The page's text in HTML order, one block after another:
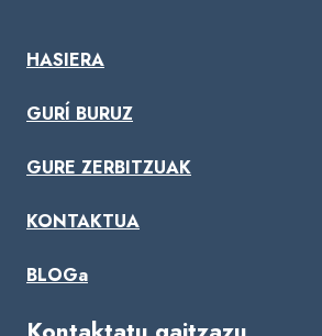
HASIERA
GURÍ BURUZ
GURE ZERBITZUAK
KONTAKTUA
BLOGa